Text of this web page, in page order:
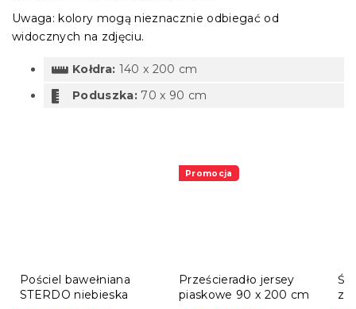
Uwaga: kolory mogą nieznacznie odbiegać od
widocznych na zdjęciu.
Kołdra: 140 x 200 cm
Poduszka: 70 x 90 cm
Pościel bawełniana
STERDO niebieska
Promocja
Prześcieradło jersey
piaskowe 90 x 200 cm